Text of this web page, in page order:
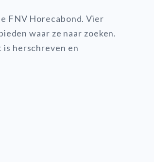
FNV Horecabond. Vier
waar ze naar zoeken.
herschreven en